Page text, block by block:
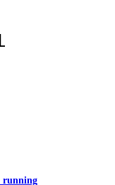
running